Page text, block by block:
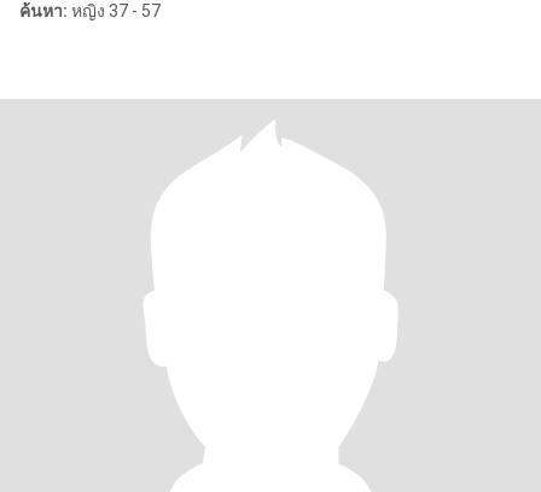
ค้นหา: หญิง 37 - 57